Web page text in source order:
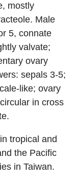
mostly
Male
5, connate
valvate;
ovary
sepals 3-5;
like; ovary
in cross
tropical and
the Pacific
in Taiwan.